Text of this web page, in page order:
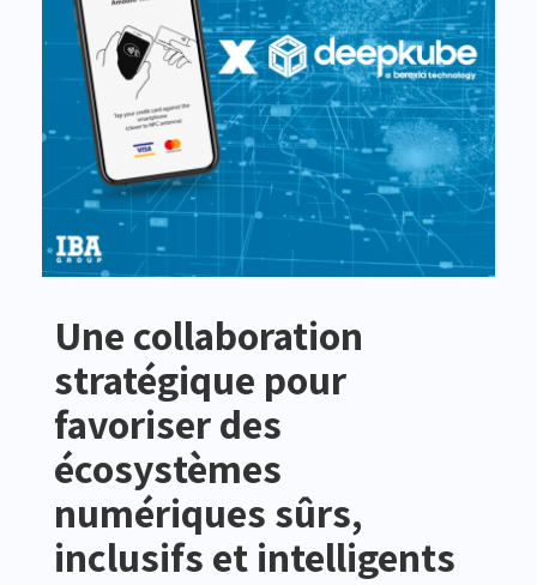
Une collaboration
stratégique pour
favoriser des
écosystèmes
numériques sûrs,
inclusifs et intelligents